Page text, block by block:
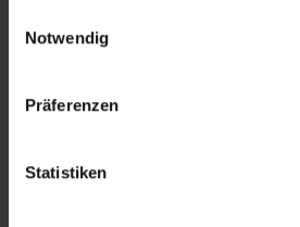
Notwendig
Präferenzen
Statistiken